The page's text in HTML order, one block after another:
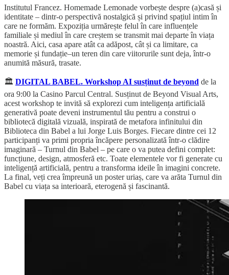
Institutul Francez. Homemade Lemonade vorbește despre (a)casă și
identitate – dintr-o perspectivă nostalgică și privind spațiul intim în
care ne formăm. Expoziția urmărește felul în care influențele
familiale și mediul în care creștem se transmit mai departe în viața
noastră. Aici, casa apare atât ca adăpost, cât și ca limitare, ca
memorie și fundație–un teren din care viitorurile sunt deja, într-o
anumită măsură, trasate.
🏛️ DIGITAL BABEL. Workshop AI susținut de beyond de la
ora 9:00 la Casino Parcul Central. Susținut de Beyond Visual Arts,
acest workshop te invită să explorezi cum inteligența artificială
generativă poate deveni instrumentul tău pentru a construi o
bibliotecă digitală vizuală, inspirată de metafora infinitului din
Biblioteca din Babel a lui Jorge Luis Borges. Fiecare dintre cei 12
participanți va primi propria încăpere personalizată într-o clădire
imaginară – Turnul din Babel – pe care o va putea defini complet:
funcțiune, design, atmosferă etc. Toate elementele vor fi generate cu
inteligență artificială, pentru a transforma ideile în imagini concrete.
La final, veți crea împreună un poster uriaș, care va arăta Turnul din
Babel cu viața sa interioară, eterogenă și fascinantă.